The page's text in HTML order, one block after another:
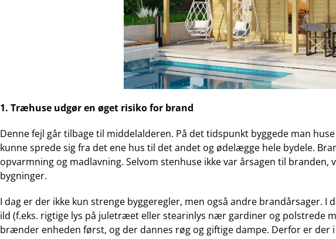
1. Træhuse udgør en øget risiko for brand
Denne fejl går tilbage til middelalderen. På det tidspunkt byggede man
kunne sprede sig fra det ene hus til det andet og ødelægge hele bydele.
opvarmning og madlavning. Selvom stenhuse ikke var årsagen til
bygninger.
I dag er der ikke kun strenge byggeregler, men også andre brandårsager.
ild (f.eks. rigtige lys på juletræet eller stearinlys nær gardiner og polstrede
brænder enheden først, og der dannes røg og giftige dampe. Derfor er